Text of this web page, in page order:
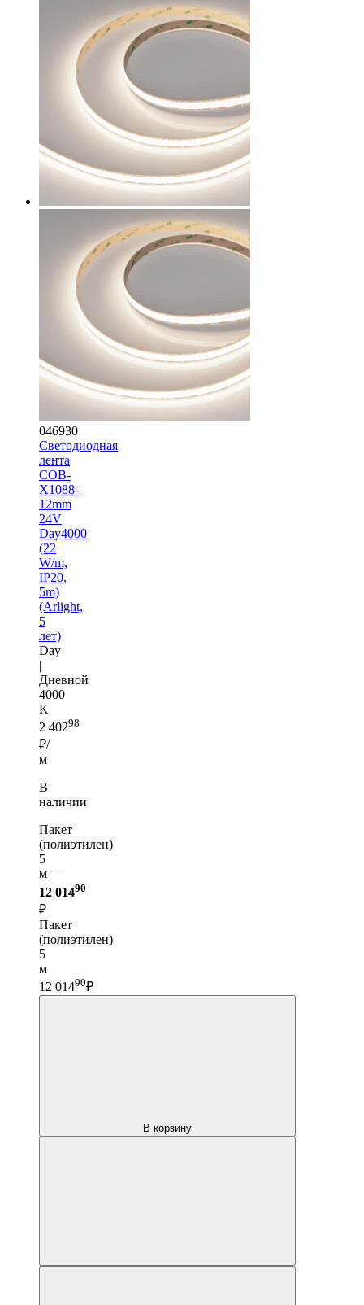
046930
Светодиодная
лента
COB-
X1088-
12mm
24V
Day4000
(22
W/m,
IP20,
5m)
(Arlight,
5
лет)
Day
|
Дневной
4000
K
2 40298
₽/
м
В
наличии
Пакет
(полиэтилен)
5
м —
12 01490
₽
Пакет
(полиэтилен)
5
м
12 01490₽
В корзину